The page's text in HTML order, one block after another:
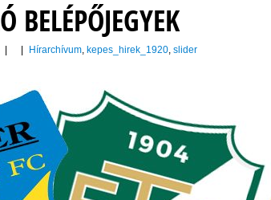
BELÉPŐJEGYEK
Hírarchívum, kepes_hirek_1920, slider